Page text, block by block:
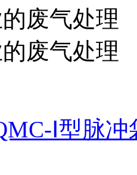
废气处理
废气处理
Ⅰ型脉